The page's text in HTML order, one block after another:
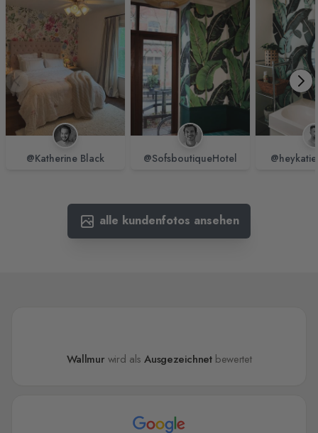
@Katherine Black @SofsboutiqueHotel
alle kundenfotos ansehen
Wallmur wird alsAusgezeichnetbewertet